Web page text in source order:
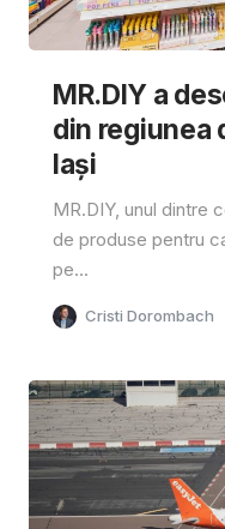
MR.DIY a
din regiunea
Iași
MR.DIY, unul dintre
de produse pentru
pe...
Cristi Dorombach